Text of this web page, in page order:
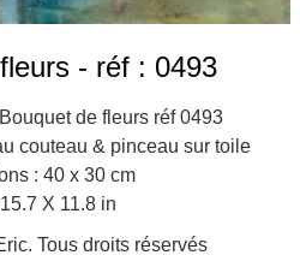
- réf : 0493
de fleurs réf 0493
couteau & pinceau sur toile
: 40 x 30 cm
X 11.8 in
Tous droits réservés